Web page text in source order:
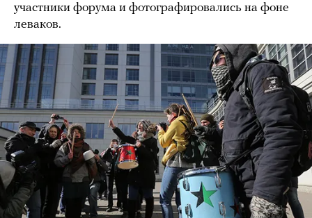
участники форума и фотографировались на фоне
леваков.